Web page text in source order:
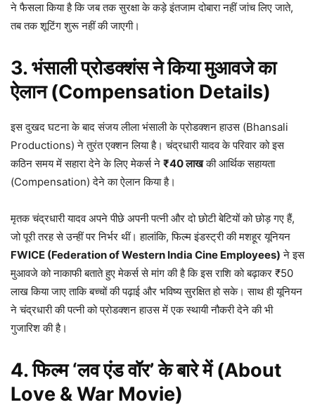
ने फैसला किया है कि जब तक सुरक्षा के कड़े इंतजाम दोबारा नहीं जांच लिए जाते,
तब तक शूटिंग शुरू नहीं की जाएगी।
3. भंसाली प्रोडक्शंस ने किया मुआवजे का
ऐलान (Compensation Details)
इस दुखद घटना के बाद संजय लीला भंसाली के प्रोडक्शन हाउस (Bhansali
Productions) ने तुरंत एक्शन लिया है। चंद्रधारी यादव के परिवार को इस
कठिन समय में सहारा देने के लिए मेकर्स ने ₹40 लाखकी आर्थिक सहायता
(Compensation) देने का ऐलान किया है।
मृतक चंद्रधारी यादव अपने पीछे अपनी पत्नी और दो छोटी बेटियों को छोड़ गए हैं,
जो पूरी तरह से उन्हीं पर निर्भर थीं। हालांकि, फिल्म इंडस्ट्री की मशहूर यूनियन
FWICE (Federation of Western India Cine Employees) ने इस
मुआवजे को नाकाफी बताते हुए मेकर्स से मांग की है कि इस राशि को बढ़ाकर ₹50
लाख किया जाए ताकि बच्चों की पढ़ाई और भविष्य सुरक्षित हो सके। साथ ही यूनियन
ने चंद्रधारी की पत्नी को प्रोडक्शन हाउस में एक स्थायी नौकरी देने की भी
गुजारिश की है।
4. फिल्म ‘लव एंड वॉर’ के बारे में (About
Love & War Movie)